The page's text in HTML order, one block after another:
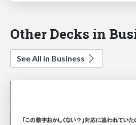
Other Decks in
See All in Business